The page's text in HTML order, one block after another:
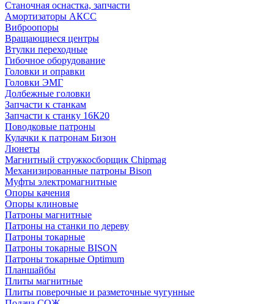
Станочная оснастка, запчасти
Амортизаторы АКСС
Виброопоры
Вращающиеся центры
Втулки переходные
Гибочное оборудование
Головки и оправки
Головки ЭМГ
Долбежные головки
Запчасти к станкам
Запчасти к станку 16К20
Поводковые патроны
Кулачки к патронам Бизон
Люнеты
Магнитный стружкосборщик Chipmag
Механизированные патроны Bison
Муфты электромагнитные
Опоры качения
Опоры клиновые
Патроны магнитные
Патроны на станки по дереву
Патроны токарные
Патроны токарные BISON
Патроны токарные Optimum
Планшайбы
Плиты магнитные
Плиты поверочные и разметочные чугунные